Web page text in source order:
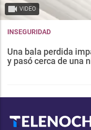
VIDEO
INSEGURIDAD
Una bala perdida
y pasó cerca de una